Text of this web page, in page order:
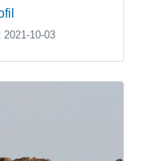
2021-10-03